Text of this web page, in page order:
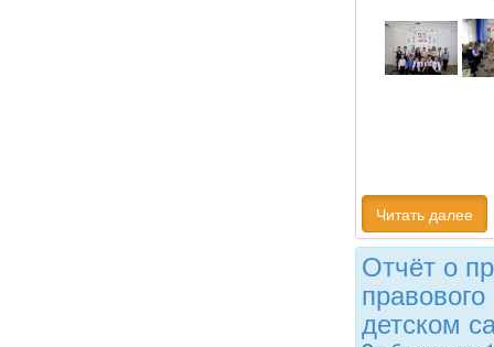
Читать далее
Отчёт о
детском